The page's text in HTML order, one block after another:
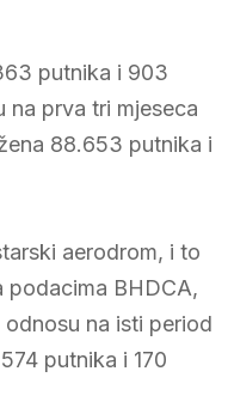
putnika i 903
na prva tri mjeseca
88.653 putnika i
aerodrom, i to
podacima BHDCA,
na isti period
putnika i 170